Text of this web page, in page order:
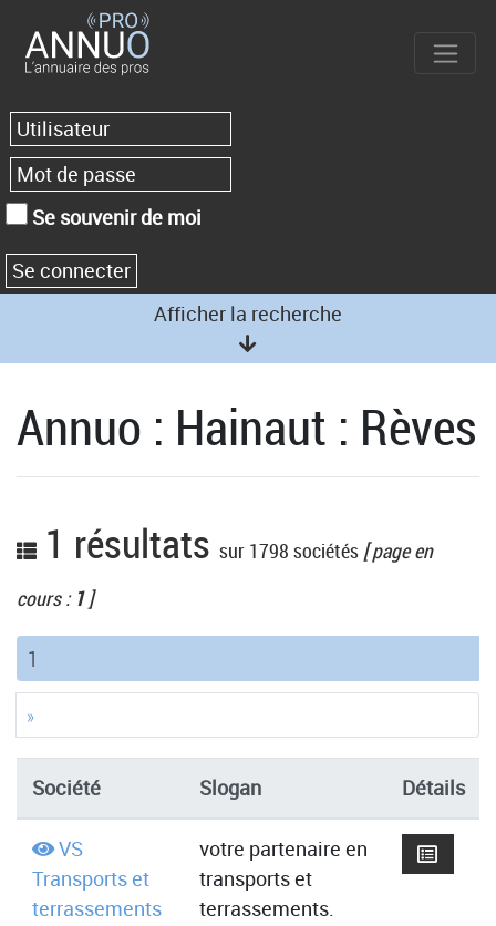
Se souvenir de moi
Afficher la recherche
Annuo : Hainaut : Rèves
1 résultats sur 1798 sociétés [ page en
cours : 1]
1
»
Société Slogan Détails
VS
Transports et
terrassements
votre partenaire en
transports et
terrassements.